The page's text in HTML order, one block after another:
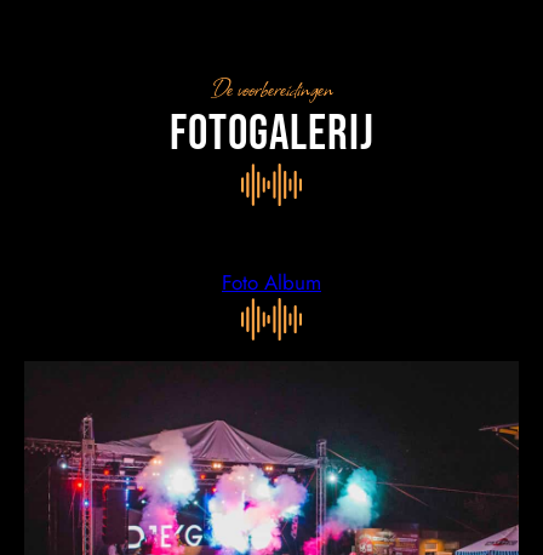
De voorbereidingen
Fotogalerij
Foto Album